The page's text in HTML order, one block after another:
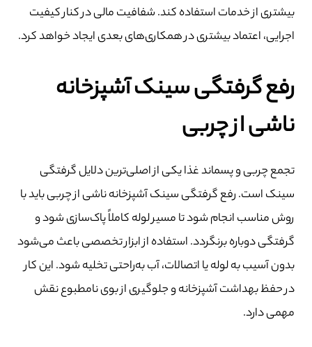
بیشتری از خدمات استفاده کند. شفافیت مالی در کنار کیفیت
اجرایی، اعتماد بیشتری در همکاری‌های بعدی ایجاد خواهد کرد.
رفع گرفتگی سینک آشپزخانه
ناشی از چربی
تجمع چربی و پسماند غذا یکی از اصلی‌ترین دلایل گرفتگی
سینک است. رفع گرفتگی سینک آشپزخانه ناشی از چربی باید با
روش مناسب انجام شود تا مسیر لوله کاملاً پاک‌سازی شود و
گرفتگی دوباره برنگردد. استفاده از ابزار تخصصی باعث می‌شود
بدون آسیب به لوله یا اتصالات، آب به‌راحتی تخلیه شود. این کار
در حفظ بهداشت آشپزخانه و جلوگیری از بوی نامطبوع نقش
مهمی دارد.